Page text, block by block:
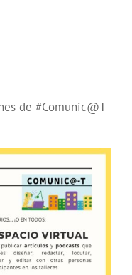
de #Comunic@T